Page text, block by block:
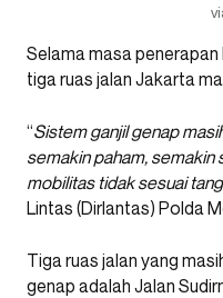
Selama masa penerapan
tiga ruas jalan Jakarta
“Sistem ganjil genap
semakin paham,
mobilitas tidak sesuai
Lintas (Dirlantas) Polda
Tiga ruas jalan yang
genap adalah Jalan